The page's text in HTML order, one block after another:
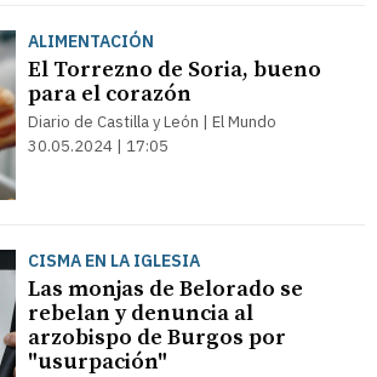
ALIMENTACIÓN
El Torrezno de Soria, bueno
para el corazón
Diario de Castilla y León | El Mundo
30.05.2024 | 17:05
CISMA EN LA IGLESIA
Las monjas de Belorado se
rebelan y denuncia al
arzobispo de Burgos por
"usurpación"